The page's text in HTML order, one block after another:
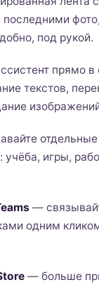
под рукой.
прямо в
текстов,
учёба, игры,
—
одним
— больше